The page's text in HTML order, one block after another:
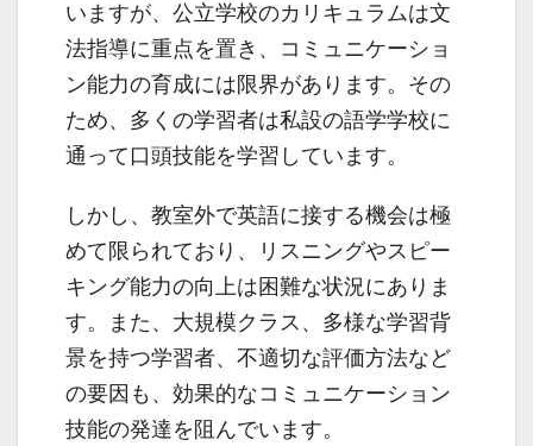
いますが、公立学校のカリキュラムは文
法指導に重点を置き、コミュニケーショ
ン能力の育成には限界があります。その
ため、多くの学習者は私設の語学学校に
通って口頭技能を学習しています。
しかし、教室外で英語に接する機会は極
めて限られており、リスニングやスピー
キング能力の向上は困難な状況にありま
す。また、大規模クラス、多様な学習背
景を持つ学習者、不適切な評価方法など
の要因も、効果的なコミュニケーション
技能の発達を阻んでいます。